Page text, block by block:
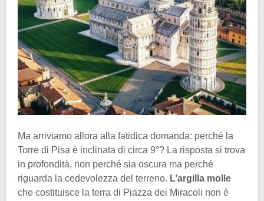
Ma arriviamo allora alla fatidica domanda: perché la
Torre di Pisa è inclinata di circa 9°? La risposta si trova
in profondità, non perché sia oscura ma perché
riguarda la cedevolezza del terreno. L’argilla molle
che costituisce la terra di Piazza dei Miracoli non è